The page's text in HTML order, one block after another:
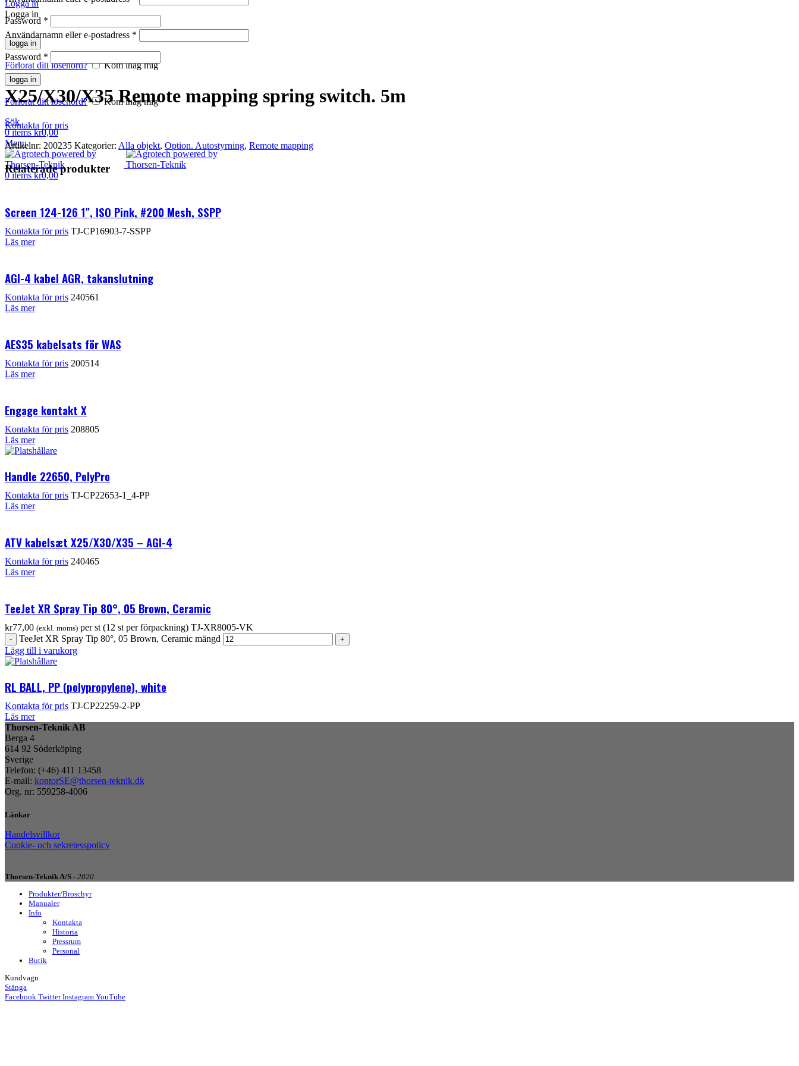
Password *
logga in
Förlorat ditt lösenord? Kom ihåg mig
Logga in
Logga in
Användarnamn eller e-postadress *
Password *
logga in
Förlorat ditt lösenord?
Kom ihåg mig
Sök
0items kr0,00
Menu
0items kr0,00
Klicka för att förstora
X25/X30/X35 Remote mapping spring switch. 5m
Kontakta för pris
Artikelnr: 200235 Kategorier: Alla objekt, Option. Autostyrning, Remote mapping
Relaterade produkter
Screen 124-126 1″, ISO Pink, #200 Mesh, SSPP
Kontakta för pris TJ-CP16903-7-SSPP
Läs mer
AGI-4 kabel AGR, takanslutning
Kontakta för pris 240561
Läs mer
AES35 kabelsats för WAS
Kontakta för pris 200514
Läs mer
Engage kontakt X
Kontakta för pris 208805
Läs mer
Handle 22650, PolyPro
Kontakta för pris TJ-CP22653-1_4-PP
Läs mer
ATV kabelsæt X25/X30/X35 – AGI-4
Kontakta för pris 240465
Läs mer
TeeJet XR Spray Tip 80°, 05 Brown, Ceramic
kr77,00 (exkl. moms) per st (12 st per förpackning) TJ-XR8005-VK
TeeJet XR Spray Tip 80°, 05 Brown, Ceramic mängd
Lägg till i varukorg
RL BALL, PP (polypropylene), white
Kontakta för pris TJ-CP22259-2-PP
Läs mer
Thorsen-Teknik AB
Berga 4
614 92 Söderköping
Sverige
Telefon: (+46) 411 13458
E-mail: kontorSE@thorsen-teknik.dk
Org. nr: 559258-4006
Länkar
Handelsvillkor
Cookie- och sekretesspolicy
Thorsen-Teknik A/S - 2020
Produkter/Broschyr
Manualer
Info
Kontakta
Historia
Pressrum
Personal
Butik
Kundvagn
Stänga
Facebook Twitter Instagram YouTube